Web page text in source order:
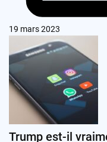
19 mars 2023
Trump est-il